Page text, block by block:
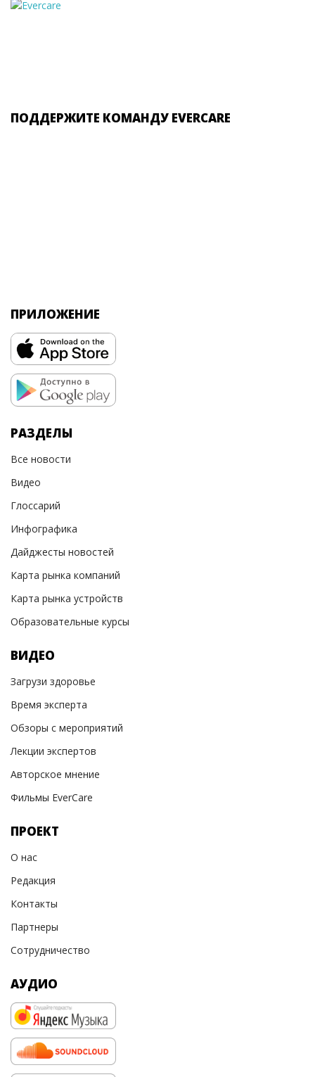
ПОДДЕРЖИТЕ КОМАНДУ EVERCARE
ПРИЛОЖЕНИЕ
РАЗДЕЛЫ
Все новости
Видео
Глоссарий
Инфографика
Дайджесты новостей
Карта рынка компаний
Карта рынка устройств
Образовательные курсы
ВИДЕО
Загрузи здоровье
Время эксперта
Обзоры с мероприятий
Лекции экспертов
Авторское мнение
Фильмы EverCare
ПРОЕКТ
О нас
Редакция
Контакты
Партнеры
Сотрудничество
АУДИО